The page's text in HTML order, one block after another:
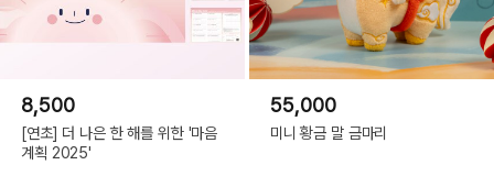
8,500
[연초] 더 나은 한 해를 위한 '마음
계획 2025'
55,000
미니 황금 말 금마리